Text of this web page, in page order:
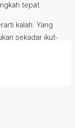
tepat.
kalah. Yang
sekadar ikut-